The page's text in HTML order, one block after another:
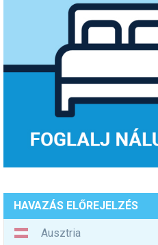
HAVAZÁS ELŐREJELZÉS
Ausztria